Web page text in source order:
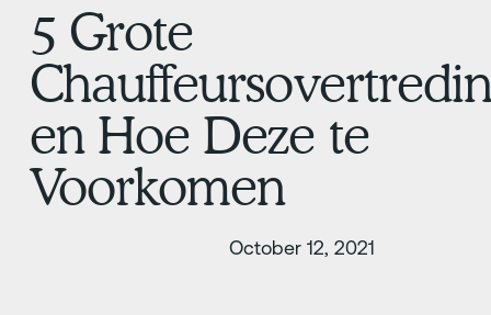
5 Grote
en Hoe Deze te
Voorkomen
October 12, 2021